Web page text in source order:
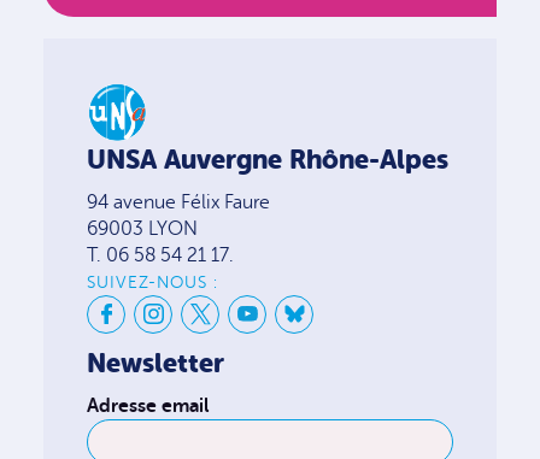
UNSA Auvergne Rhône-Alpes
94 avenue Félix Faure
69003 LYON
T. 06 58 54 21 17.
SUIVEZ-NOUS :
Newsletter
Adresse email